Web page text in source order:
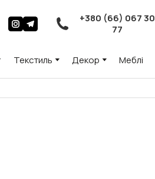
+380 (66) 067 30
77
Текстиль Декор Меблі